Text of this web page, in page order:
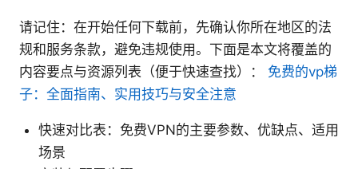
请记住：在开始任何下载前，先确认你所在地区的法
规和服务条款，避免违规使用。下面是本文将覆盖的
内容要点与资源列表（便于快速查找）： 免费的vp梯
子：全面指南、实用技巧与安全注意
快速对比表：免费VPN的主要参数、优缺点、适用
场景